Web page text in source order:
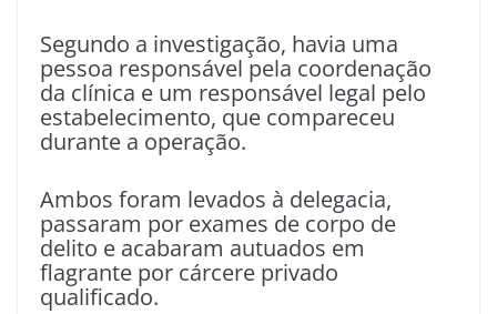
Segundo a investigação, havia uma
pessoa responsável pela coordenação
da clínica e um responsável legal pelo
estabelecimento, que compareceu
durante a operação.
Ambos foram levados à delegacia,
passaram por exames de corpo de
delito e acabaram autuados em
flagrante por cárcere privado
qualificado.